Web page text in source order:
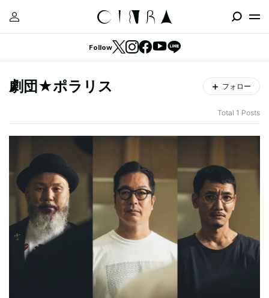
Follow
劇団★ポラリス フォロー
Total 1 Posts